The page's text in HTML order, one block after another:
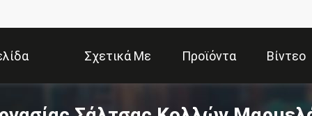
Σχετικά Με
Εμάς
Προϊόντα Βίντεο